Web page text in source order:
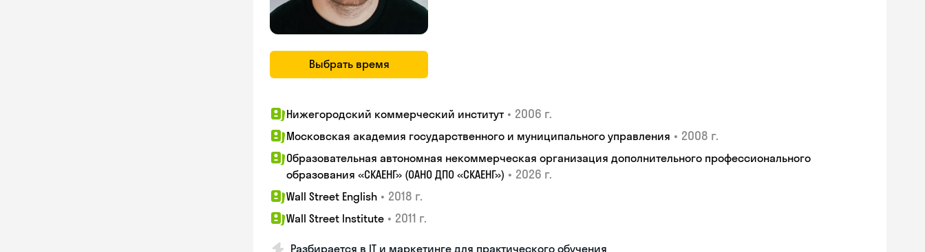
Выбрать время
Нижегородский коммерческий институт • 2006 г.
Московская академия государственного и муниципального управления • 2008 г.
Образовательная автономная некоммерческая организация дополнительного профессионального
образования «СКАЕНГ» (ОАНО ДПО «СКАЕНГ») • 2026 г.
Wall Street English • 2018 г.
Wall Street Institute • 2011 г.
Разбирается в IT и маркетинге для практического обучения